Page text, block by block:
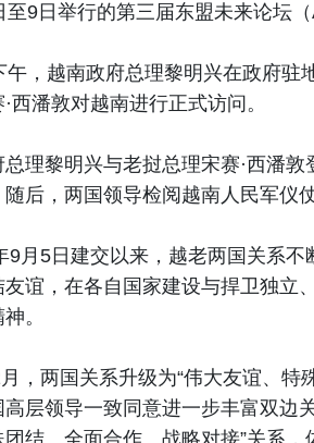
至9日举行的第三届东盟未来论坛（
午，越南政府总理黎明兴在政府驻
西潘敦对越南进行正式访问。
总理黎明兴与老挝总理宋赛·西潘
随后，两国领导检阅越南人民军仪仗
9月5日建交以来，越老两国关系
友谊，在各自国家建设与捍卫独立
。
，两国关系升级为“伟大友谊、特
高层领导一致同意进一步丰富双边
结、全面合作、战略对接”关系